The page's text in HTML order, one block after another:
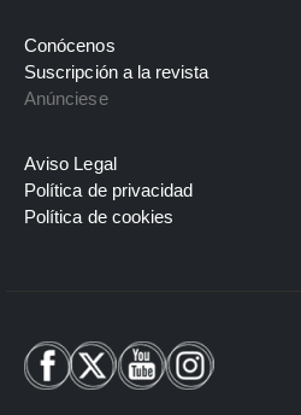
Conócenos
Suscripción a la revista
Anúnciese
Aviso Legal
Política de privacidad
Política de cookies